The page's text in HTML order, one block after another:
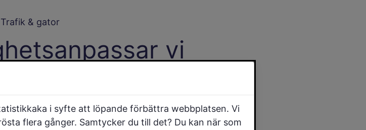
Trafik & gator
vi
läga B
i syfte att löpande förbättra webbplatsen. Vi
flera gånger. Samtycker du till det? Du kan när som